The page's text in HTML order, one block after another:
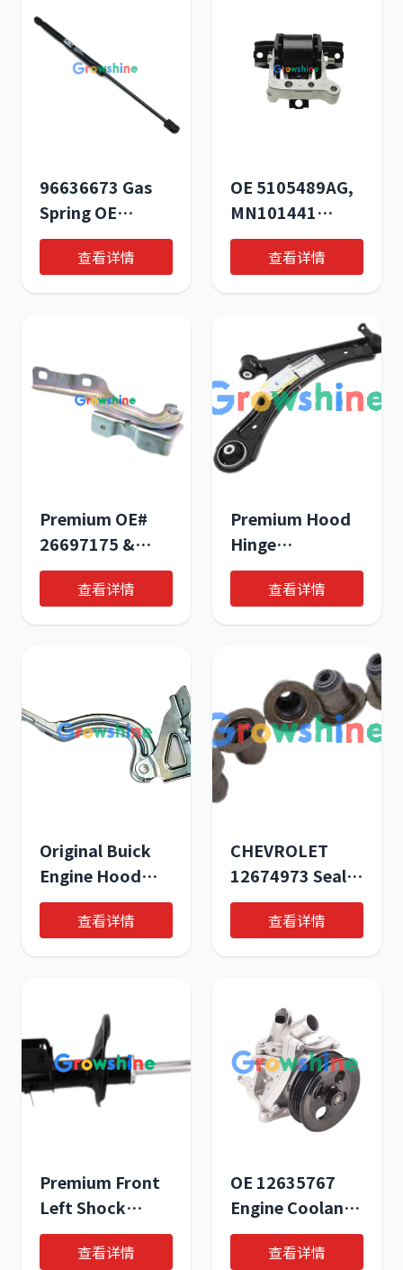
96636673 Gas
Spring OE
Number for
CHEVROLET
Epica 2.0 Diesel
查看详情
OE 5105489AG,
MN101441
5105489 Engine
Mounts for
Dodge Caliber
Premium Motor
Mount Solutions
查看详情
Premium OE#
26697175 &
26263631 Hood
Hinges -
Superior Quality
查看详情
Premium Hood
Hinge
Replacement -
OE 90800773 &
42722777 |
Body Parts by
Growshine
International
查看详情
Original Buick
Engine Hood
Hinge OE
26697176 -
Premium
查看详情
CHEVROLET
12674973 Seal
Ring | OEM Valve
Stem Seal for
Construction
Trucks
查看详情
Premium Front
Left Shock
Absorbers for
Buick 2015-
查看详情
OE 12635767
Engine Coolant
Water Pump for
2016-2017
查看详情